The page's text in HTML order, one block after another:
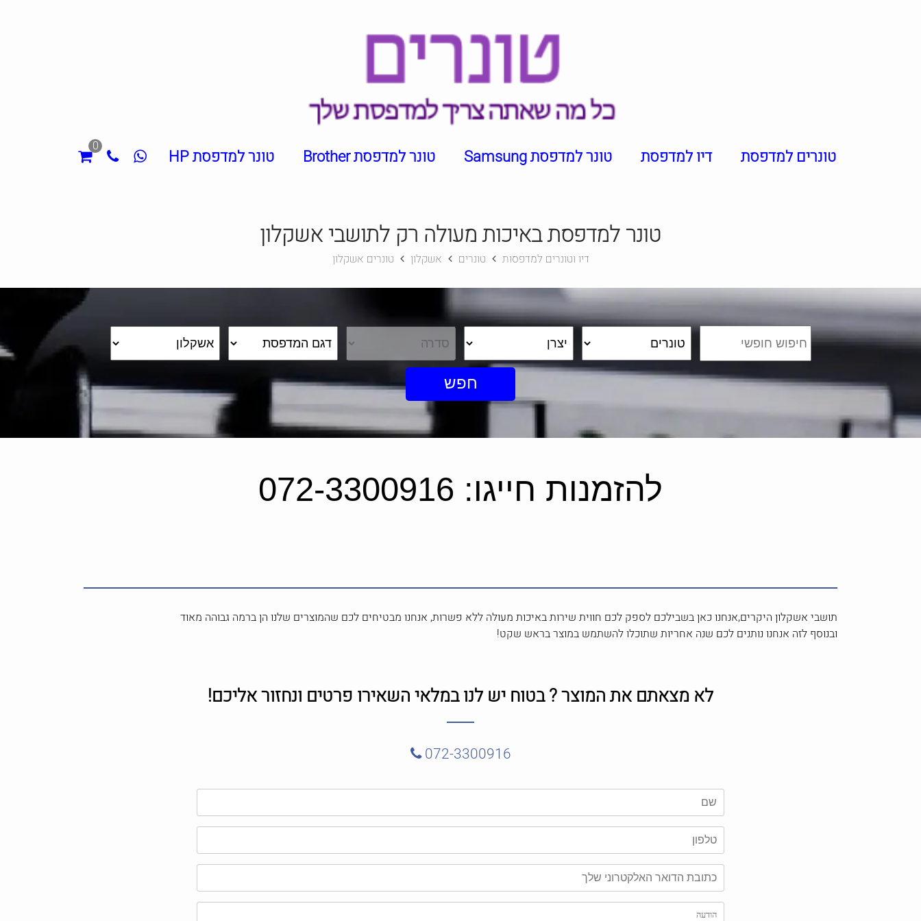
טונרים למדפסת דיו למדפסת טונר למדפסת Samsung טונר למדפסת Brother טונר למדפסת HP 0
טונר למדפסת באיכות מעולה רק לתושבי אשקלון
דיו וטונרים למדפסות טונרים אשקלון טונרים אשקלון
חפש
להזמנות חייגו: 072-3300916
תושבי אשקלון היקרים,אנחנו כאן בשבילכם לספק לכם חווית שירות באיכות מעולה ללא פשרות, אנחנו מבטיחים לכם שהמוצרים שלנו הן ברמה גבוהה מאוד
ובנוסף לזה אנחנו נותנים לכם שנה אחריות שתוכלו להשתמש במוצר בראש שקט!
לא מצאתם את המוצר ? בטוח יש לנו במלאי השאירו פרטים ונחזור אליכם!
072-3300916